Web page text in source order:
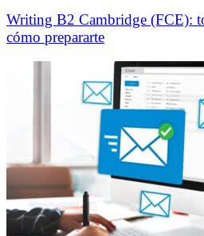
Writing B2 Cambridge (FCE):
cómo prepararte